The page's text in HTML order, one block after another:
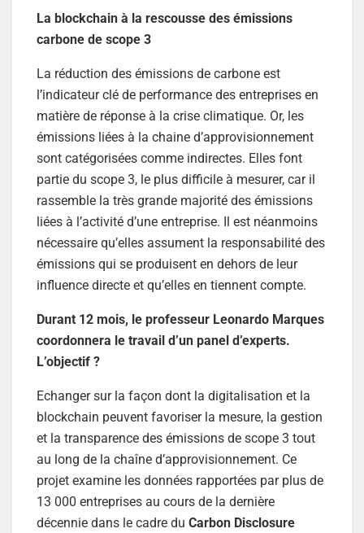
La blockchain à la rescousse des émissions
carbone de scope 3
La réduction des émissions de carbone est
l’indicateur clé de performance des entreprises en
matière de réponse à la crise climatique. Or, les
émissions liées à la chaine d’approvisionnement
sont catégorisées comme indirectes. Elles font
partie du scope 3, le plus difficile à mesurer, car il
rassemble la très grande majorité des émissions
liées à l’activité d’une entreprise. Il est néanmoins
nécessaire qu’elles assument la responsabilité des
émissions qui se produisent en dehors de leur
influence directe et qu’elles en tiennent compte.
Durant 12 mois, le professeur Leonardo Marques
coordonnera le travail d’un panel d’experts.
L’objectif ?
Echanger sur la façon dont la digitalisation et la
blockchain peuvent favoriser la mesure, la gestion
et la transparence des émissions de scope 3 tout
au long de la chaîne d’approvisionnement. Ce
projet examine les données rapportées par plus de
13 000 entreprises au cours de la dernière
décennie dans le cadre du Carbon Disclosure